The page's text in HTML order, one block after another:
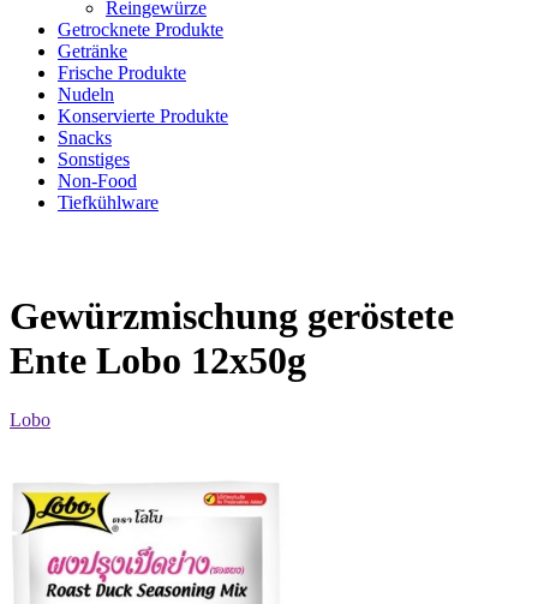
Reingewürze
Getrocknete Produkte
Getränke
Frische Produkte
Nudeln
Konservierte Produkte
Snacks
Sonstiges
Non-Food
Tiefkühlware
Gewürzmischung geröstete
Ente Lobo 12x50g
Lobo